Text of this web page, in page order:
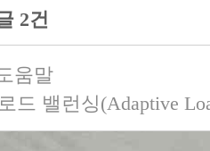
2건
움말
드 밸런싱(Adaptive